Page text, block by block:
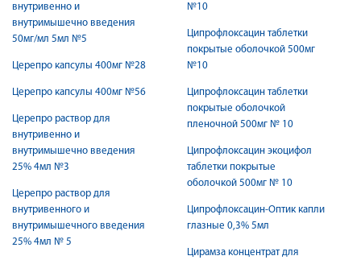
внутривенно и
внутримышечно введения
50мг/мл 5мл №5
Церепро капсулы 400мг №28
Церепро капсулы 400мг №56
Церепро раствор для
внутривенно и
внутримышечно введения
25% 4мл №3
Церепро раствор для
внутривенного и
внутримышечного введения
25% 4мл № 5
№10
Ципрофлоксацин таблетки
покрытые оболочкой 500мг
№10
Ципрофлоксацин таблетки
покрытые оболочкой
пленочной 500мг № 10
Ципрофлоксацин экоцифол
таблетки покрытые
оболочкой 500мг № 10
Ципрофлоксацин-Оптик капли
глазные 0,3% 5мл
Цирамза концентрат для